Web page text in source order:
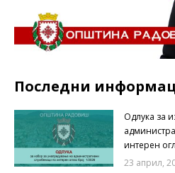
Последни
Одлука за
интерен
23 април,